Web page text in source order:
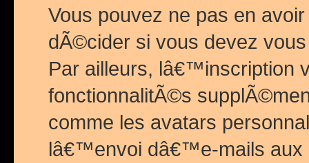
Vous pouvez ne pas en
dÃ©cider si vous devez
Par ailleurs, lâ€™inscription
fonctionnalitÃ©s
comme les avatars
lâ€™envoi dâ€™e-mails